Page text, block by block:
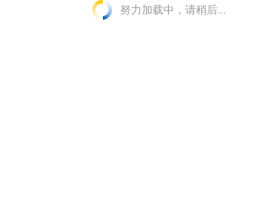
努力加载中，请稍后...